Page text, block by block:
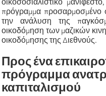
οικοσοσιαλιστικό
πρόγραμμα προσαρμοσμένο
την ανάλυση της
οικοδόμηση των μαζικών
οικοδόμησης της Διεθνούς.
Προς ένα
πρόγραμμα
καπιταλισμού